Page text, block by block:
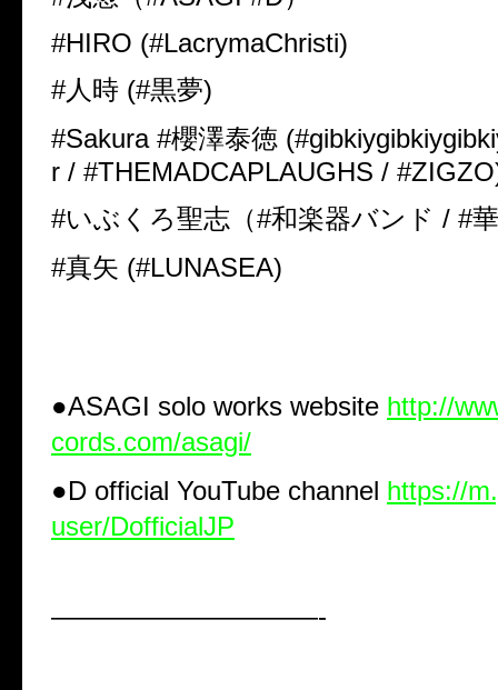
#HIRO (#LacrymaChristi)
#人時 (#黒夢)
#Sakura #櫻澤泰徳
r / #THEMADCAPLAUGHS /
#いぶくろ聖志（#和楽器バンド / #
#真矢 (#LUNASEA)
●ASAGI solo works website http://
cords.com/asagi/
●D official YouTube channel https://
user/DofficialJP
——————————-